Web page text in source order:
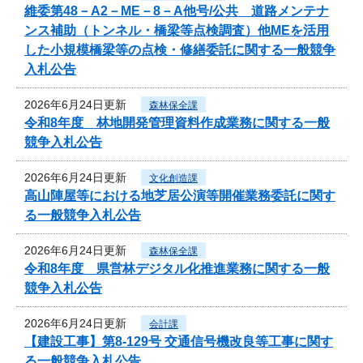
維委第48－A2－ME－8－A他号/公共 道路メンテナ
ンス補助（トンネル・橋梁等点検調査）他MEを活用
した小規模橋梁等の点検・修繕委託に関する一般競争
入札公告
2026年6月24日更新 森林保全課
令和8年度 林地開発管理資料作成業務に関する一般
競争入札公告
2026年6月24日更新 文化創造課
高山陣屋等における地芝居公演等開催業務委託に関す
る一般競争入札公告
2026年6月24日更新 森林保全課
令和8年度 県営林デジタル化推進業務に関する一般
競争入札公告
2026年6月24日更新 会計課
【建設工事】第8-129号 交通信号機改良等工事に関す